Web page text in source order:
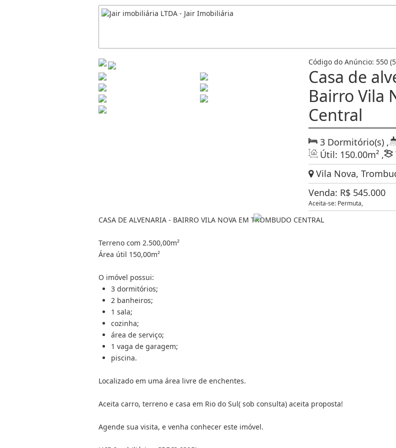
Código do Anúncio: 550
Casa de
Bairro Vila
Central
3 Dormitório(s) ,
Útil: 150.00m² ,
Vila Nova,
Venda: R$ 545.000
Aceita-se: Permuta,
CASA DE ALVENARIA - BAIRRO VILA NOVA EM TROMBUDO CENTRAL
Terreno com 2.500,00m²
Área útil 150,00m²
O imóvel possui:
3 dormitórios;
2 banheiros;
1 sala;
cozinha;
área de serviço;
1 vaga de garagem;
piscina.
Localizado em uma área livre de enchentes.
Aceita carro, terreno e casa em Rio do Sul( sob consulta) aceita proposta!
Agende sua visita, e venha conhecer este imóvel.